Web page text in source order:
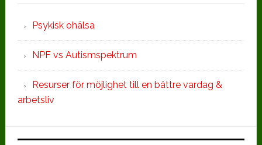
Psykisk ohälsa
NPF vs Autismspektrum
Resurser för möjlighet till en bättre vardag &
arbetsliv